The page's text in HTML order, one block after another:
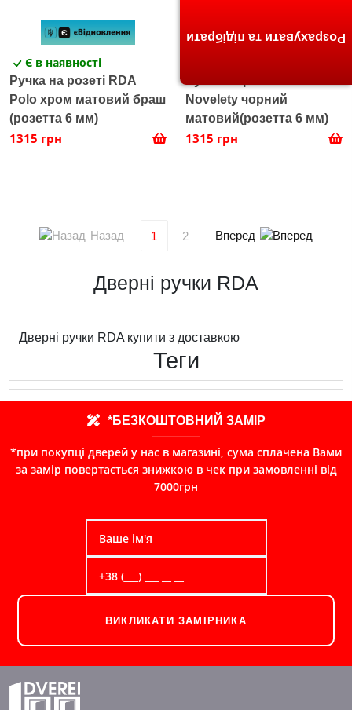
Є в наявності
Ручка на розеті RDA
Polo хром матовий браш
(розетта 6 мм)
1315 грн
Novelety чорний
матовий(розетта 6 мм)
1315 грн
Назад 1 2 Вперед
Дверні ручки RDA
Дверні ручки RDA купити з доставкою
Теги
*БЕЗКОШТОВНИЙ ЗАМІР
*при покупці дверей у нас в магазині, сума сплачена Вами
за замір повертається знижкою в чек при замовленні від
7000грн
ВИКЛИКАТИ ЗАМІРНИКА
Розрахувати та підібрати